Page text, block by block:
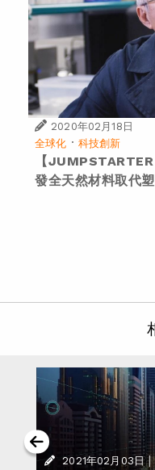
2020年02月18日
全球化 · 科技創新
【
發全天然材料取代
2021年02月03日 |